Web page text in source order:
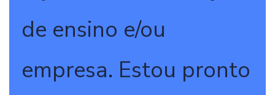
de ensino e/ou
empresa. Estou pronto